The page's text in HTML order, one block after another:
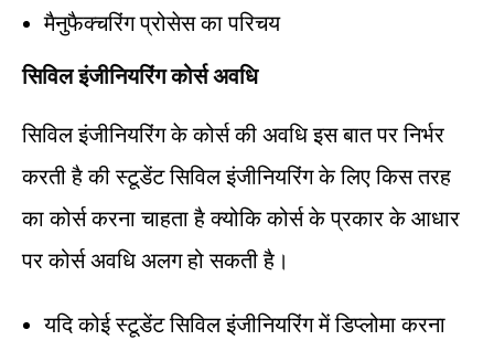
मैनुफैक्चरिंग प्रोसेस का परिचय
सिविल इंजीनियरिंग कोर्स अवधि
सिविल इंजीनियरिंग के कोर्स की अवधि इस बात पर निर्भर
करती है की स्टूडेंट सिविल इंजीनियरिंग के लिए किस तरह
का कोर्स करना चाहता है क्योकि कोर्स के प्रकार के आधार
पर कोर्स अवधि अलग हो सकती है।
यदि कोई स्टूडेंट सिविल इंजीनियरिंग में डिप्लोमा करना